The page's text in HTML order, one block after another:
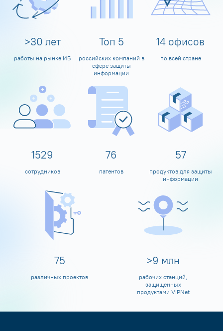
>30 лет
работы на рынке ИБ
Топ 5
российских компаний в
сфере защиты
информации
14 офисов
по всей стране
1600
сотрудников
80
патентов
60
продуктов для защиты
информации
80
различных проектов
>10 млн
рабочих станций,
защищенных
продуктами ViPNet